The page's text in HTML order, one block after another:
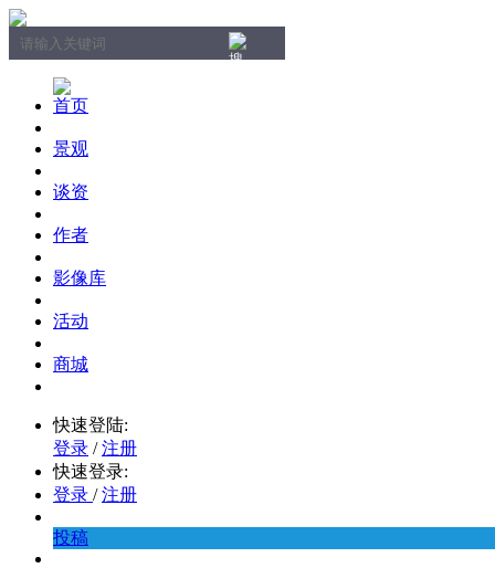
首页
景观
谈资
作者
影像库
活动
商城
快速登陆:
登录 / 注册
快速登录:
登录 / 注册
投稿